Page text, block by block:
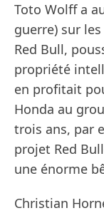
Toto Wolff a
guerre) sur
Red Bull,
propriété
en profitait
Honda au
trois ans, par
projet Red
une énorme
Christian